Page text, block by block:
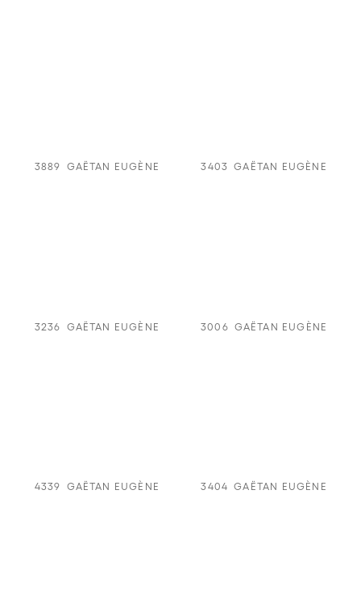
3889 GAËTAN EUGÈNE 3403 GAËTAN EUGÈNE
3236 GAËTAN EUGÈNE 3006 GAËTAN EUGÈNE
4339 GAËTAN EUGÈNE 3404 GAËTAN EUGÈNE